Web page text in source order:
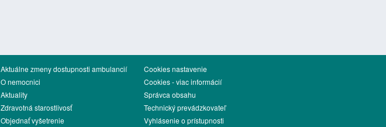
Aktuálne zmeny dostupnosti ambulancií
O nemocnici
Aktuality
Zdravotná starostlivosť
Objednať vyšetrenie
Cookies nastavenie
Cookies - viac informácií
Správca obsahu
Technický prevádzkovateľ
Vyhlásenie o prístupnosti